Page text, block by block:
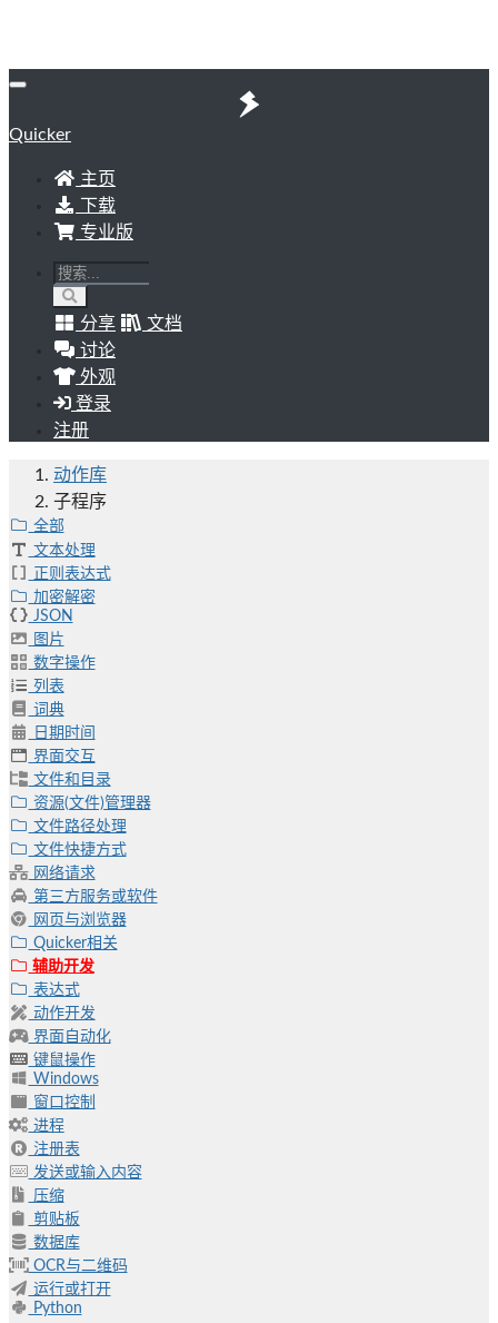
Quicker
主页
下载
专业版
分享
文档
讨论
外观
登录
注册
动作库
子程序
全部
文本处理
正则表达式
加密解密
JSON
图片
数字操作
列表
词典
日期时间
界面交互
文件和目录
资源(文件)管理器
文件路径处理
文件快捷方式
网络请求
第三方服务或软件
网页与浏览器
Quicker相关
辅助开发
表达式
动作开发
界面自动化
键鼠操作
Windows
窗口控制
进程
注册表
发送或输入内容
压缩
剪贴板
数据库
OCR与二维码
运行或打开
Python